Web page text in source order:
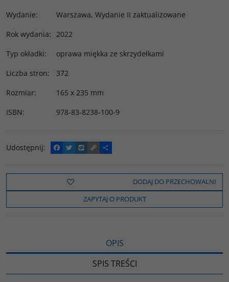
Wydanie:
Warszawa, Wydanie II zaktualizowane
Rok wydania:
2022
Typ okładki:
oprawa miękka ze skrzydełkami
Liczba stron:
372
Rozmiar:
165 x 235 mm
ISBN: 978-83-8238-100-9
Udostępnij:
F
a
e
o
T
w
t
t
e
W
y
o
C
o
y
i
n
k
P
o
z
e
l
s
DODAJ DO PRZECHOWALNI
ZAPYTAJ O PRODUKT
OPIS
SPIS TREŚCI